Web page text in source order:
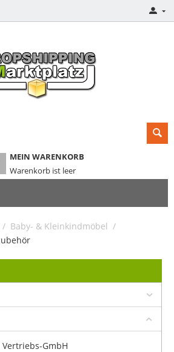
MEIN WARENKORB
Warenkorb ist leer
/ Baby- & Kleinkindmöbel /
GmbH